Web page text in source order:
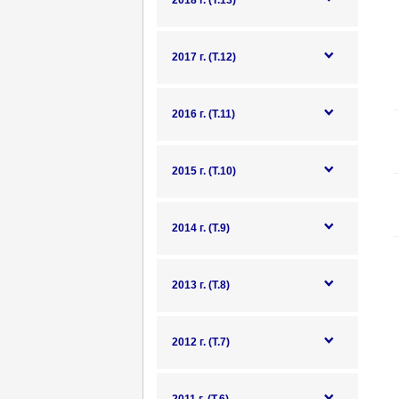
2017 г. (Т.12)
2016 г. (Т.11)
2015 г. (Т.10)
2014 г. (Т.9)
2013 г. (Т.8)
2012 г. (Т.7)